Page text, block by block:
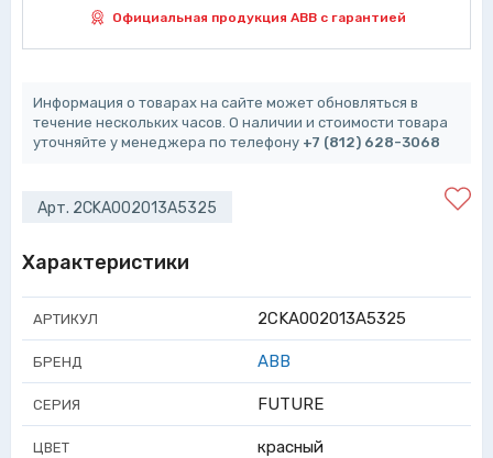
Официальная продукция ABB с гарантией
Информация о товарах на сайте может обновляться в
течение нескольких часов. О наличии и стоимости товара
уточняйте у менеджера по телефону +7 (812) 628-3068
Арт. 2CKA002013A5325
Характеристики
АРТИКУЛ 2CKA002013A5325
БРЕНД ABB
СЕРИЯ FUTURE
ЦВЕТ красный